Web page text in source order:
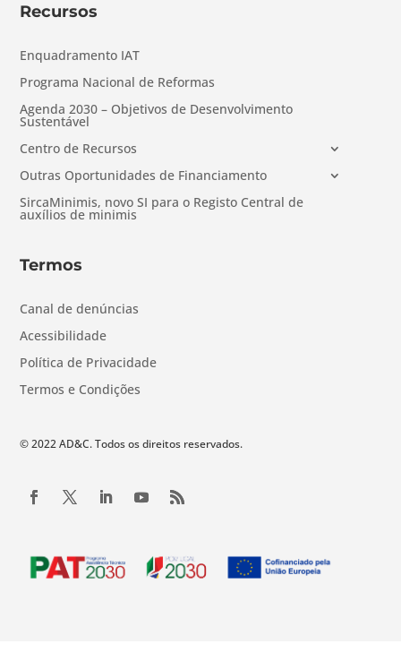
Recursos
Enquadramento IAT
Programa Nacional de Reformas
Agenda 2030 – Objetivos de Desenvolvimento
Sustentável
Centro de Recursos
Outras Oportunidades de Financiamento
SircaMinimis, novo SI para o Registo Central de
auxílios de minimis
Termos
Canal de denúncias
Acessibilidade
Política de Privacidade
Termos e Condições
© 2022 AD&C. Todos os direitos reservados.